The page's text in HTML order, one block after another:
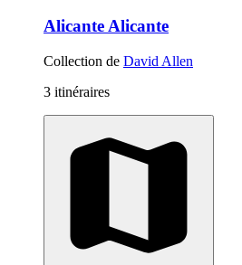
Alicante Alicante
Collection de David Allen
3 itinéraires